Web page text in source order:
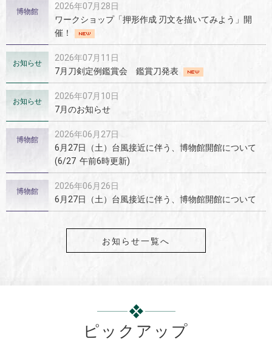
2026年07月28日
博物館
ワークショップ「押形作成 刃文を描いてみよう」開
催！
2026年07月11日
お知らせ
7月刀剣定例鑑賞会 鑑賞刀発表
2026年07月10日
お知らせ
7月のお知らせ
2026年06月27日
博物館
6月27日（土）台風接近に伴う、博物館開館について
(6/27 午前6時更新)
2026年06月26日
博物館
6月27日（土）台風接近に伴う、博物館開館について
お知らせ一覧へ
ピックアップ